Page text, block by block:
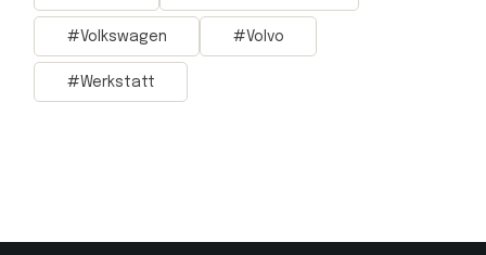
Volkswagen Volvo
Werkstatt